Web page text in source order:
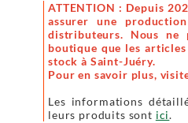
ATTENTION : Depuis
assurer une
distributeurs. Nous ne
boutique que les
stock à Saint-Juéry.
Pour en savoir plus,
Les informations
leurs produits sont ici.